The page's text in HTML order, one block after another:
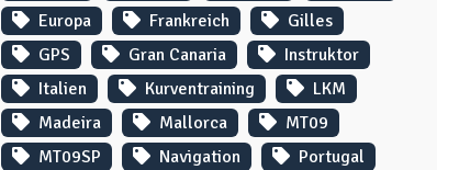
Europa
Frankreich
Gilles
GPS
Gran Canaria
Instruktor
Italien
Kurventraining
LKM
Madeira
Mallorca
MT09
MT09SP
Navigation
Portugal